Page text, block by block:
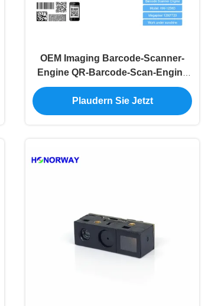
OEM Imaging Barcode-Scanner-
Engine QR-Barcode-Scan-Engine
Anti-Glare
Plaudern Sie Jetzt